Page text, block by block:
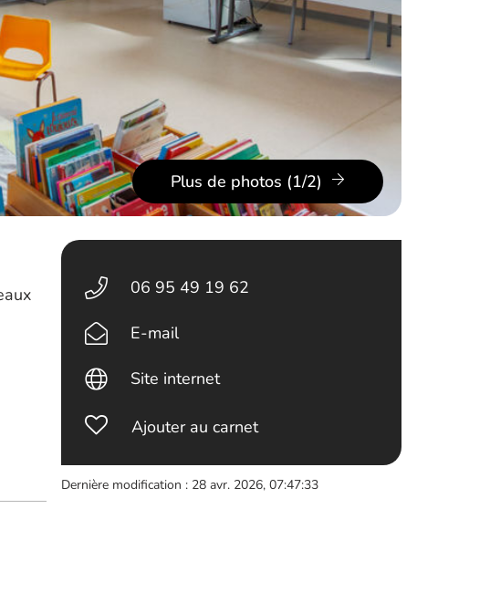
Plus de photos (1/2)
06 95 49 19 62
E-mail
Site internet
Ajouter au carnet
Dernière modification : 28 avr. 2026, 07:47:33